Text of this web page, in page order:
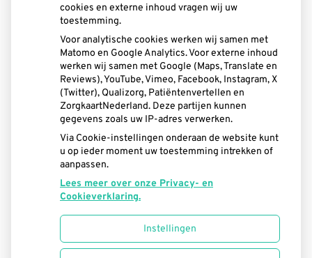
U heeft geen toestemming gegeven voor
externe inhouddie nodig is om dit te
zien.
Cookie-instellingen wijzigen
Uw Zorg Online | Beheer
cookies en externe inhoud vragen wij uw
toestemming.
Voor analytische cookies werken wij samen met
Matomo en Google Analytics. Voor externe inhoud
werken wij samen met Google (Maps, Translate en
Reviews), YouTube, Vimeo, Facebook, Instagram, X
(Twitter), Qualizorg, Patiëntenvertellen en
ZorgkaartNederland. Deze partijen kunnen
gegevens zoals uw IP-adres verwerken.
Via Cookie-instellingen onderaan de website kunt
u op ieder moment uw toestemming intrekken of
aanpassen.
Lees meer over onze Privacy- en
Cookieverklaring.
Instellingen